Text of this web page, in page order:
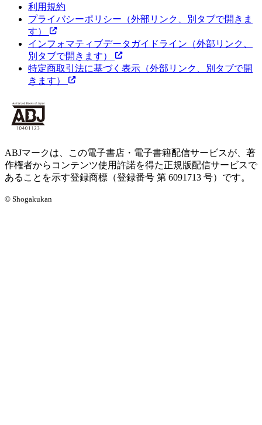
利用規約
プライバシーポリシー （外部リンク、別タブで開きま
す）
インフォマティブデータガイドライン （外部リンク、
別タブで開きます）
特定商取引法に基づく表示 （外部リンク、別タブで開
きます）
ABJマークは、この電子書店・電子書籍配信サービスが、著
作権者からコンテンツ使用許諾を得た正規版配信サービスで
あることを示す登録商標（登録番号 第 6091713 号）です。
© Shogakukan